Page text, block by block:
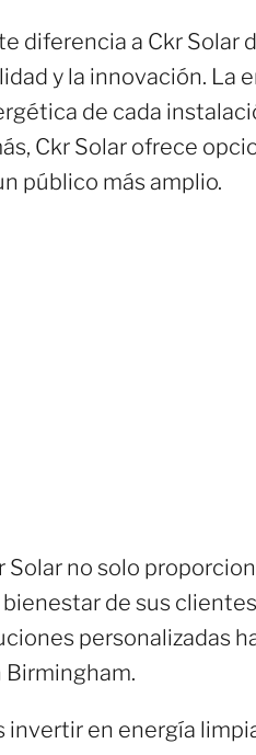
diferencia a Ckr Solar
y la innovación. La
de cada
Ckr Solar ofrece
público más amplio.
Solar no solo
de sus
personalizadas
Birmingham.
invertir en energía